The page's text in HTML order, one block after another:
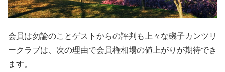
会員は勿論のことゲストからの評判も上々な磯子カンツリ
ークラブは、次の理由で会員権相場の値上がりが期待でき
ます。